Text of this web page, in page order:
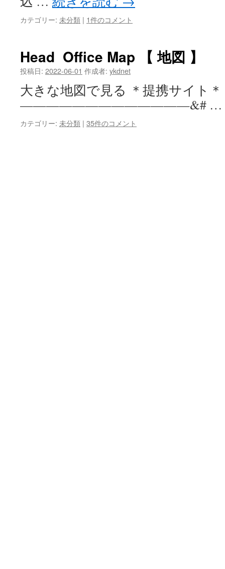
カテゴリー: 未分類 | 1件のコメント
Head Office Map 【 地図 】
投稿日: 2022-06-01 作成者: ykdnet
大きな地図で見る ＊提携サイト＊
—————————————&# …
カテゴリー: 未分類 | 35件のコメント